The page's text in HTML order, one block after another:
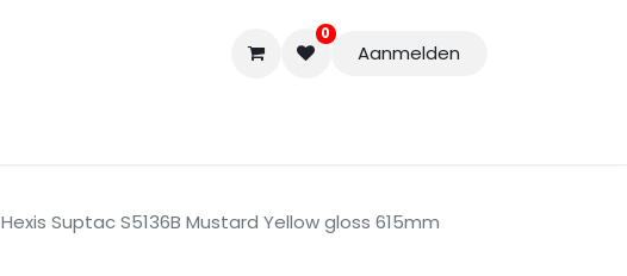
0
Aanmelden
Hexis Suptac S5136B Mustard Yellow gloss 615mm